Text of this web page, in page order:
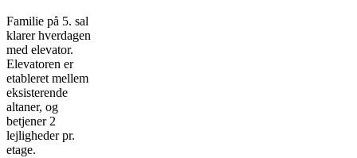
Familie på 5. sal
klarer hverdagen
med elevator.
Elevatoren er
etableret mellem
eksisterende
altaner, og
betjener 2
lejligheder pr.
etage.